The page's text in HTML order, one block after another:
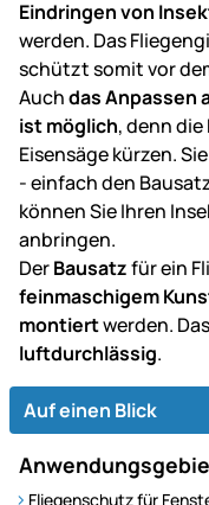
Eindringen von
werden. Das
schützt somit vor
Auchdas Anpassen
ist möglich, denn
Eisensäge kürzen.
- einfach den
können Sie Ihren
anbringen.
DerBausatzfür ein
feinmaschigem
montiertwerden.
luftdurchlässig.
Auf einen Blick
Fliegenschutz für